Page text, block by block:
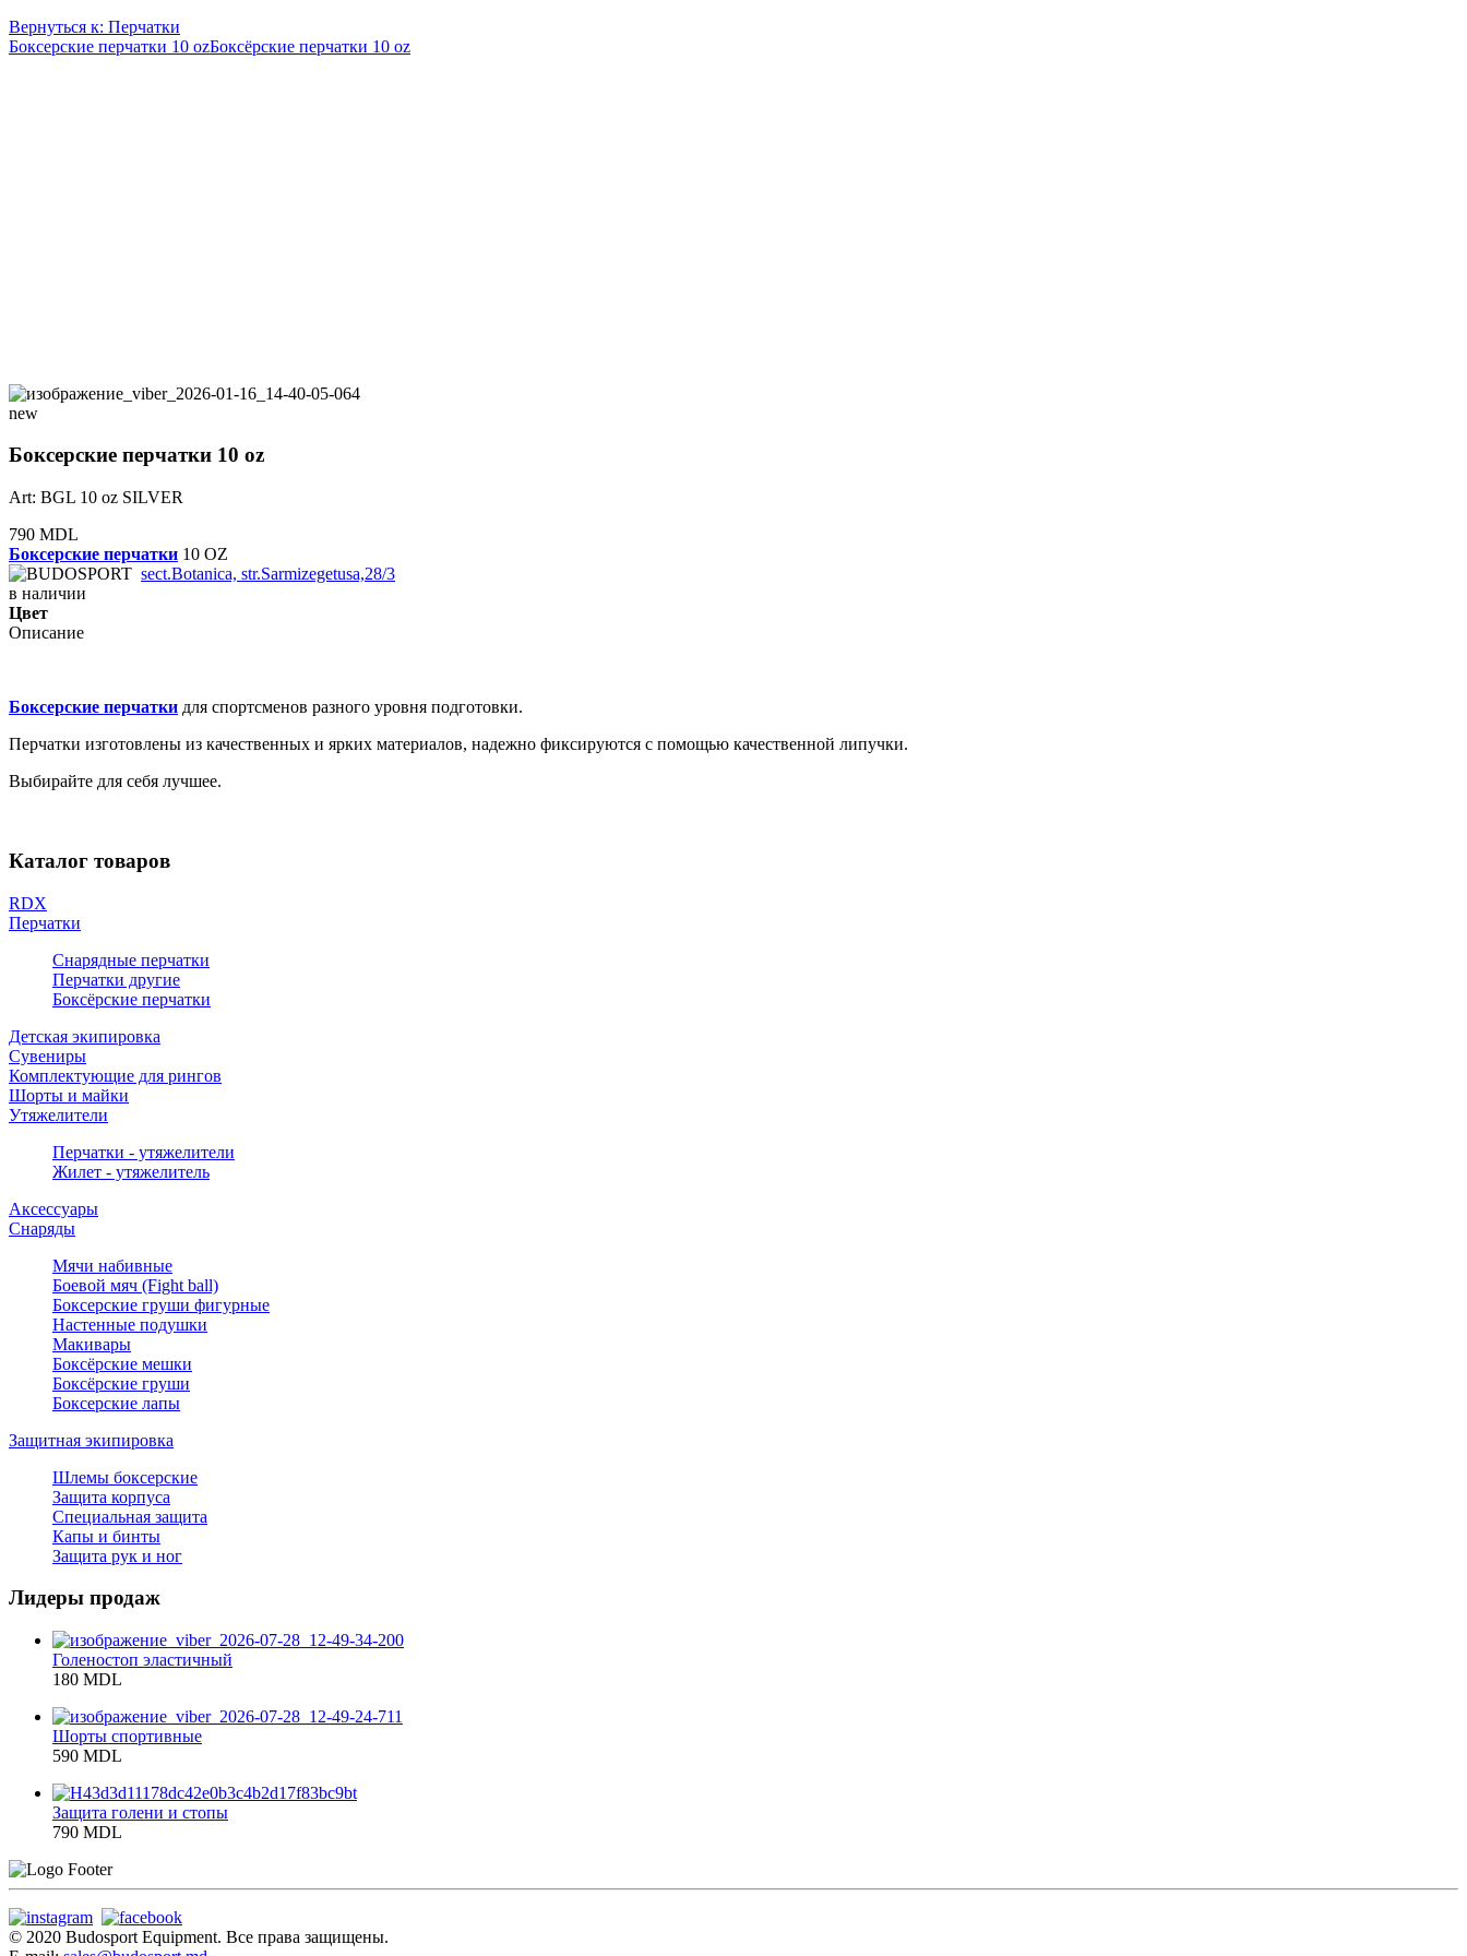
Вернуться к: Перчатки
Боксерские перчатки 10 ozБоксёрские перчатки 10 oz
new
Боксерские перчатки 10 oz
Art: BGL 10 oz SILVER
790 MDL
Боксерские перчатки 10 OZ
sect.Botanica, str.Sarmizegetusa,28/3
в наличии
Цвет
Описание
Боксерские перчатки для спортсменов разного уровня подготовки.
Перчатки изготовлены из качественных и ярких материалов, надежно фиксируются с помощью качественной липучки.
Выбирайте для себя лучшее.
Каталог товаров
RDX
Перчатки
Снарядные перчатки
Перчатки другие
Боксёрские перчатки
Детская экипировка
Сувениры
Комплектующие для рингов
Шорты и майки
Утяжелители
Перчатки - утяжелители
Жилет - утяжелитель
Аксессуары
Снаряды
Мячи набивные
Боевой мяч (Fight ball)
Боксерские груши фигурные
Настенные подушки
Макивары
Боксёрские мешки
Боксёрские груши
Боксерские лапы
Защитная экипировка
Шлемы боксерские
Защита корпуса
Специальная защита
Капы и бинты
Защита рук и ног
Лидеры продаж
Голеностоп эластичный
180 MDL
Шорты спортивные
590 MDL
Защита голени и стопы
790 MDL
© 2020 Budosport Equipment. Все права защищены.